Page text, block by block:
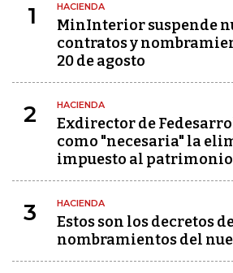
1 HACIENDA
MinInterior suspende
contratos y
20 de agosto
2 HACIENDA
Exdirector de
como "necesaria" la
impuesto al patrimonio
3 HACIENDA
Estos son los decretos
nombramientos del